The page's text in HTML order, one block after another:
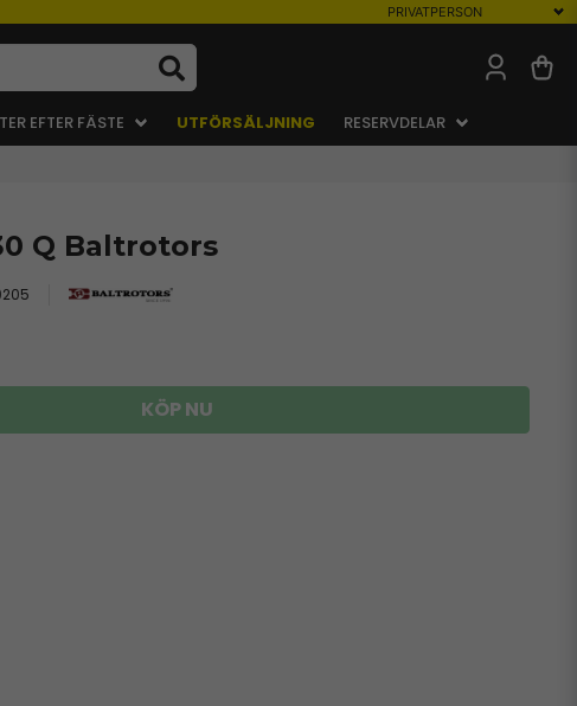
EFTER FÄSTE UTFÖRSÄLJNING RESERVDELAR
Q Baltrotors
KÖP NU